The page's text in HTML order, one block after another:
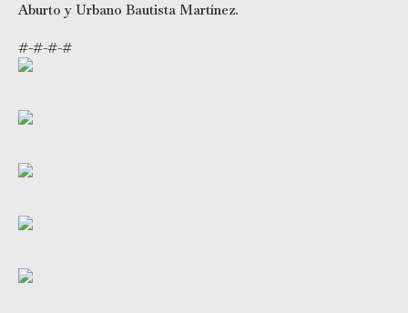
Aburto y Urbano Bautista Martínez.
#-#-#-#